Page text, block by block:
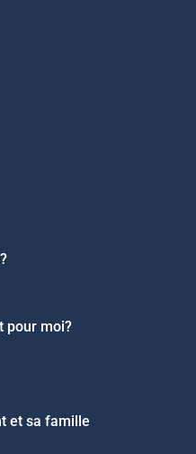
pour moi?
et sa famille